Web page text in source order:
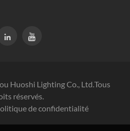
 
Huoshi Lighting Co., Ltd. Tous
réservés.
de confidentialité